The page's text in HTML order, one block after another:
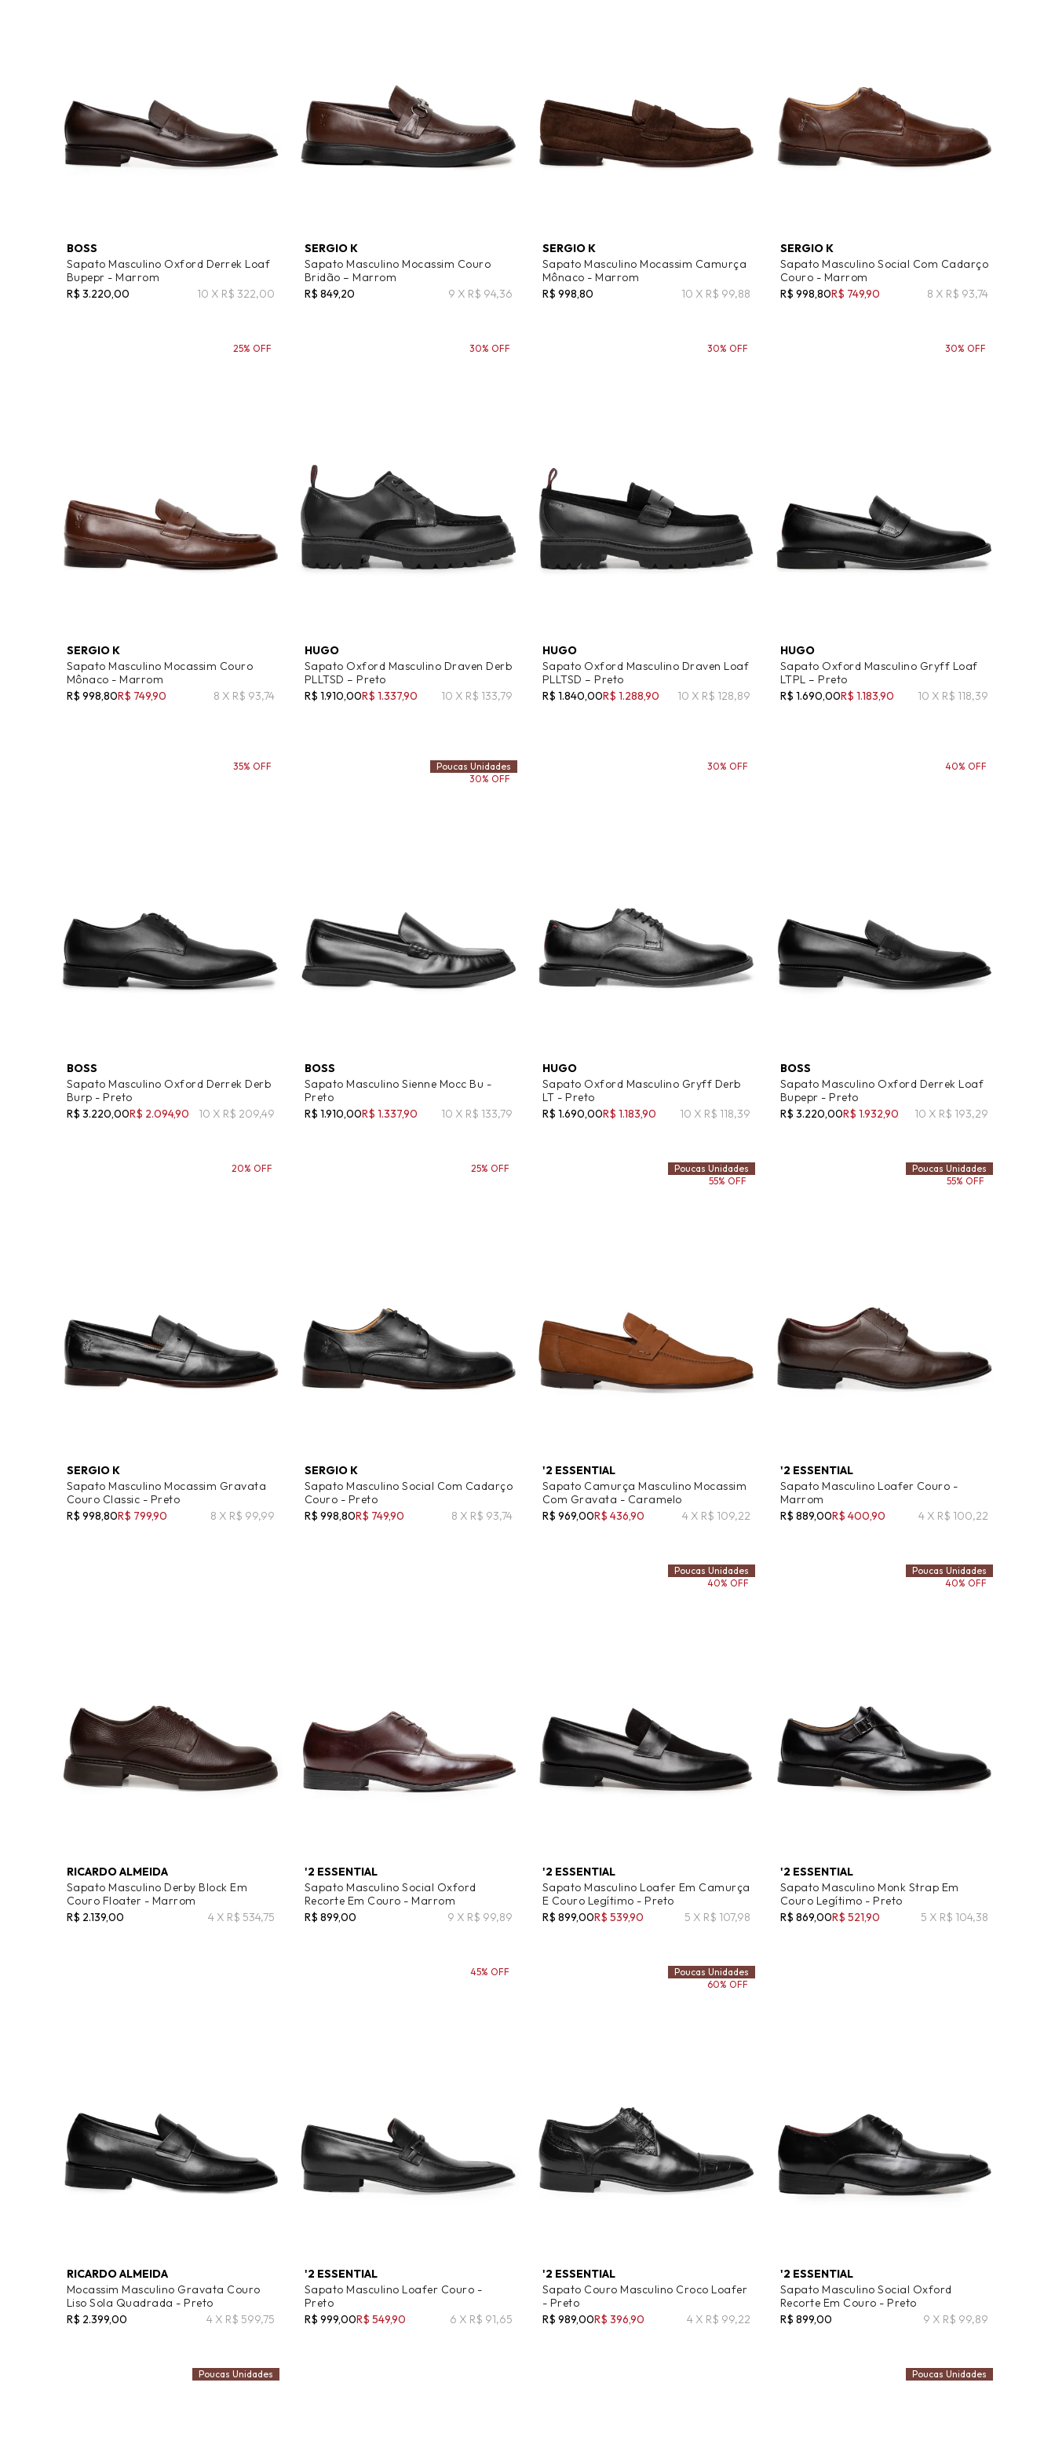
BOSS
Sapato Masculino Oxford Derrek Loaf
Bupepr - Marrom
R$ 3.220,00
10 X R$ 322,00
SERGIO K
Sapato Masculino Mocassim Couro
Bridão – Marrom
R$ 849,20
9 X R$ 94,36
SERGIO K
Sapato Masculino Mocassim Camurça
Mônaco - Marrom
R$ 998,80
10 X R$ 99,88
SERGIO K
Sapato Masculino Social Com Cadarço
Couro - Marrom
R$ 998,80R$ 749,90 8 X R$ 93,74
SERGIO K
Sapato Masculino Mocassim Couro
Mônaco - Marrom
R$ 998,80R$ 749,90 8 X R$ 93,74
25% OFF
HUGO
Sapato Oxford Masculino Draven Derb
PLLTSD – Preto
R$ 1.910,00R$ 1.337,90 10 X R$ 133,79
30% OFF
HUGO
Sapato Oxford Masculino Draven Loaf
PLLTSD – Preto
R$ 1.840,00R$ 1.288,90 10 X R$ 128,89
30% OFF
HUGO
Sapato Oxford Masculino Gryff Loaf
LTPL – Preto
R$ 1.690,00R$ 1.183,90 10 X R$ 118,39
30% OFF
BOSS
Sapato Masculino Oxford Derrek Derb
Burp - Preto
R$ 3.220,00R$ 2.094,90 10 X R$ 209,49
35% OFF
BOSS
Sapato Masculino Sienne Mocc Bu -
Preto
R$ 1.910,00R$ 1.337,90 10 X R$ 133,79
Poucas Unidades
30% OFF
HUGO
Sapato Oxford Masculino Gryff Derb
LT - Preto
R$ 1.690,00R$ 1.183,90 10 X R$ 118,39
30% OFF
BOSS
Sapato Masculino Oxford Derrek Loaf
Bupepr - Preto
R$ 3.220,00R$ 1.932,90 10 X R$ 193,29
40% OFF
SERGIO K
Sapato Masculino Mocassim Gravata
Couro Classic - Preto
R$ 998,80R$ 799,90 8 X R$ 99,99
20% OFF
SERGIO K
Sapato Masculino Social Com Cadarço
Couro - Preto
R$ 998,80R$ 749,90 8 X R$ 93,74
25% OFF
'2 ESSENTIAL
Sapato Camurça Masculino Mocassim
Com Gravata - Caramelo
R$ 969,00R$ 436,90 4 X R$ 109,22
Poucas Unidades
55% OFF
'2 ESSENTIAL
Sapato Masculino Loafer Couro -
Marrom
R$ 889,00R$ 400,90 4 X R$ 100,22
Poucas Unidades
55% OFF
RICARDO ALMEIDA
Sapato Masculino Derby Block Em
Couro Floater - Marrom
R$ 2.139,00
4 X R$ 534,75
'2 ESSENTIAL
Sapato Masculino Social Oxford
Recorte Em Couro - Marrom
R$ 899,00
9 X R$ 99,89
'2 ESSENTIAL
Sapato Masculino Loafer Em Camurça
E Couro Legítimo - Preto
R$ 899,00R$ 539,90 5 X R$ 107,98
Poucas Unidades
40% OFF
'2 ESSENTIAL
Sapato Masculino Monk Strap Em
Couro Legítimo - Preto
R$ 869,00R$ 521,90 5 X R$ 104,38
Poucas Unidades
40% OFF
RICARDO ALMEIDA
Mocassim Masculino Gravata Couro
Liso Sola Quadrada - Preto
R$ 2.399,00
4 X R$ 599,75
'2 ESSENTIAL
Sapato Masculino Loafer Couro -
Preto
R$ 999,00R$ 549,90 6 X R$ 91,65
45% OFF
'2 ESSENTIAL
Sapato Couro Masculino Croco Loafer
- Preto
R$ 989,00R$ 396,90 4 X R$ 99,22
Poucas Unidades
60% OFF
'2 ESSENTIAL
Sapato Masculino Social Oxford
Recorte Em Couro - Preto
R$ 899,00
9 X R$ 99,89
Poucas Unidades Poucas Unidades